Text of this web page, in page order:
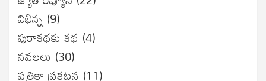
విభిన్న (9)
పురాకథకు కథ (4)
నవలలు (30)
పత్రికా ప్రకటన (11)